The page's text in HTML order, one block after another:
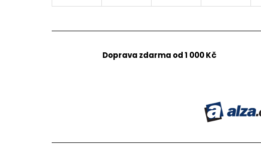
Doprava zdarma od 1 000 Kč